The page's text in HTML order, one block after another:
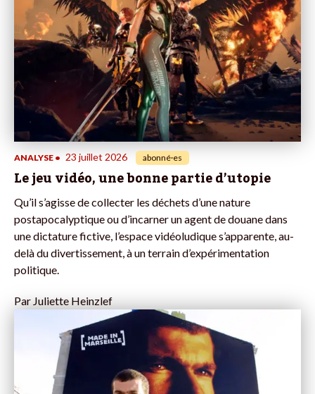
ANALYSE • 23 juillet 2026 abonné·es
Le jeu vidéo, une bonne partie d’utopie
Qu’il s’agisse de collecter les déchets d’une nature
postapocalyptique ou d’incarner un agent de douane dans
une dictature fictive, l’espace vidéoludique s’apparente, au-
delà du divertissement, à un terrain d’expérimentation
politique.
ParJuliette Heinzlef